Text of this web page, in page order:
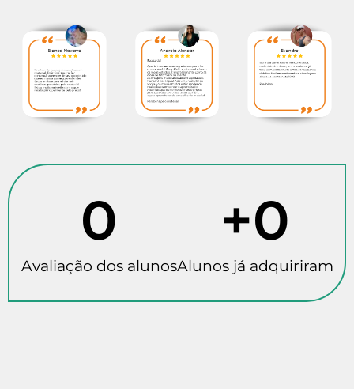
Avaliação dos alunos
0
Alunos já adquiriram
+0